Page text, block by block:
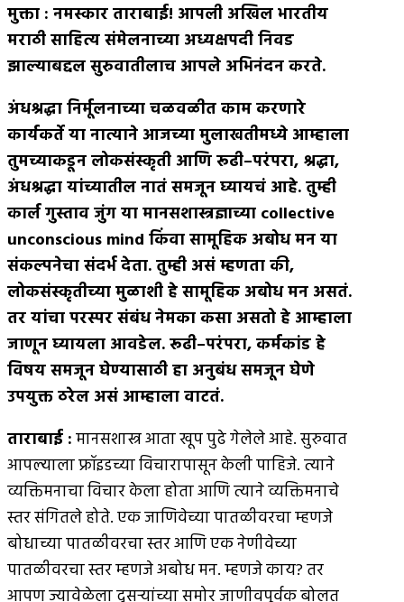
मुक्ता : नमस्कार ताराबाई! आपली अखिल भारतीय
मराठी साहित्य संमेलनाच्या अध्यक्षपदी निवड
झाल्याबद्दल सुरुवातीलाच आपले अभिनंदन करते.
अंधश्रद्धा निर्मूलनाच्या चळवळीत काम करणारे
कार्यकर्ते या नात्याने आजच्या मुलाखतीमध्ये आम्हाला
तुमच्याकडून लोकसंस्कृती आणि रूढी–परंपरा, श्रद्धा,
अंधश्रद्धा यांच्यातील नातं समजून घ्यायचं आहे.तुम्ही
कार्ल गुस्ताव जुंग या मानसशास्त्रज्ञाच्या collective
unconscious mind किंवा सामूहिक अबोध मन या
संकल्पनेचा संदर्भ देता.तुम्ही असं म्हणता की,
लोकसंस्कृतीच्या मुळाशी हे सामूहिक अबोध मन असतं.
तर यांचा परस्पर संबंध नेमका कसा असतो हे आम्हाला
जाणून घ्यायला आवडेल.रूढी–परंपरा,कर्मकांड हे
विषय समजून घेण्यासाठी हा अनुबंध समजून घेणे
उपयुक्त ठरेल असं आम्हाला वाटतं.
ताराबाई :मानसशास्त्र आता खूप पुढे गेलेले आहे. सुरुवात
आपल्याला फ्रॉइडच्या विचारापासून केली पाहिजे. त्याने
व्यक्तिमनाचा विचार केला होता आणि त्याने व्यक्तिमनाचे
स्तर संगितले होते. एक जाणिवेच्या पातळीवरचा म्हणजे
बोधाच्या पातळीवरचा स्तर आणि एक नेणीवेच्या
पातळीवरचा स्तर म्हणजे अबोध मन. म्हणजे काय? तर
आपण ज्यावेळेला दुसर्‍यांच्या समोर जाणीवपूर्वक बोलत